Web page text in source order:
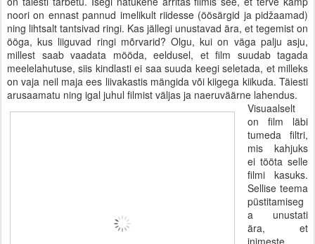
noori on ennast pannud imelikult riidesse (öösärgid ja pidžaamad)
ning lihtsalt tantsivad ringi. Kas jällegi unustavad ära, et tegemist on
ööga, kus liiguvad ringi mõrvarid? Olgu, kui on väga palju asju,
millest saab vaadata mööda, eeldusel, et film suudab tagada
meelelahutuse, siis kindlasti ei saa suuda keegi seletada, et milleks
on vaja neil maja ees liivakastis mängida või kiigega kiikuda. Täiesti
arusaamatu ning igal juhul filmist väljas ja naeruväärne lahendus.
Visuaalselt
on film läbi
tumeda filtri,
mis kahjuks
ei tööta selle
filmi kasuks.
Sellise teema
püstitamiseg
a unustati
ära, et
inimeste